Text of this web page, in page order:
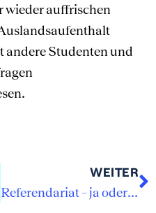
wieder auffrischen
andere Studenten und
WEITER
Referendariat – ja oder nein?